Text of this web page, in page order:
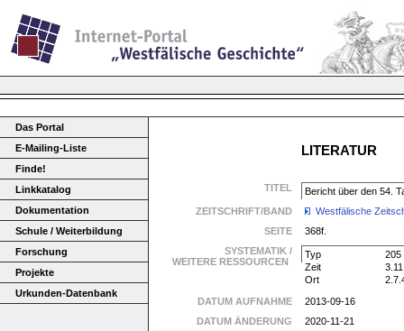
Das Portal
E-Mailing-Liste
Finde!
Linkkatalog
Dokumentation
Schule / Weiterbildung
Forschung
Projekte
Urkunden-Datenbank
LITERATUR
TITEL
Bericht über den 54.
ZEITSCHRIFT/BAND
Westfälische
SEITE
368f.
SYSTEMATIK /
WEITERE RESSOURCEN
Typ
205
Zeit
3.11
Ort
DATUM AUFNAHME
2013-09-16
DATUM ÄNDERUNG
2020-11-21